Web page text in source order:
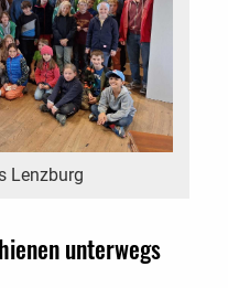
Lenzburg
unterwegs